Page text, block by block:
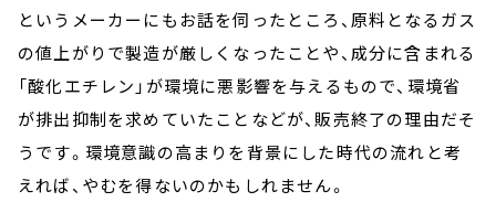
というメーカーにもお話を伺ったところ、原料となるガス
の値上がりで製造が厳しくなったことや、成分に含まれる
「酸化エチレン」が環境に悪影響を与えるもので、環境省
が排出抑制を求めていたことなどが、販売終了の理由だそ
うです。環境意識の高まりを背景にした時代の流れと考
えれば、やむを得ないのかもしれません。